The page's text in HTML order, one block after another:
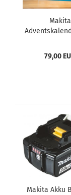
Makita
79,00
Makita Akku